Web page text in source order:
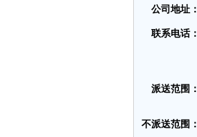
公司地址：
联系电话：
派送范围：
不派送范围：